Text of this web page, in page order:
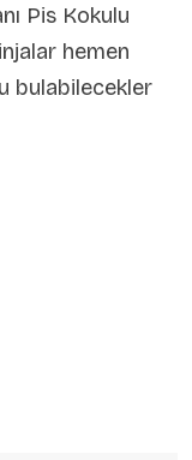
Pis Kokulu
hemen
bulabilecekler